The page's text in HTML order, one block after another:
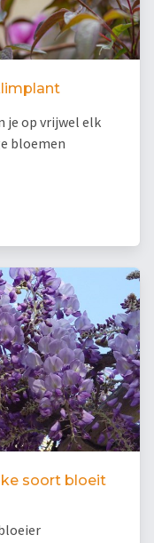
je op vrijwel elk
bloemen
soort bloeit